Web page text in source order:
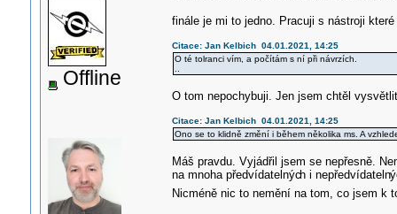
Offline
finále je mi to jedno. Pracuji s nástroji
Citace: Jan Kelbich 04.01.2021, 14:25
O té tolranci vím, a počítám s ní při návrzích.
O tom nepochybuji. Jen jsem chtěl
Citace: Jan Kelbich 04.01.2021, 14:25
Ono se to klidně změní i během několika ms. A
Máš pravdu. Vyjádřil jsem se nepřesně.
na mnoha předvídatelných i nepředvídateln
Nicméně nic to nemění na tom, co jsem k